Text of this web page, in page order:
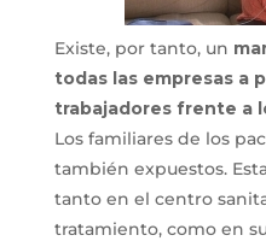
Existe, por tanto, un
todas las empresas a
trabajadores frente a
Los familiares de los
también expuestos.
tanto en el centro
tratamiento, como en